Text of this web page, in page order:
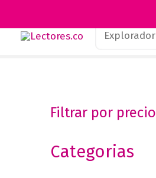
Buscar
Filtrar por precio
Categorias